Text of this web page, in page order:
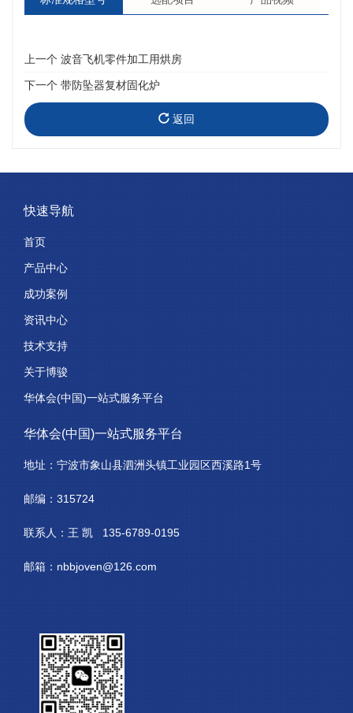
上一个 波音飞机零件加工用烘房
下一个 带防坠器复材固化炉
返回
快速导航
首页
产品中心
成功案例
资讯中心
技术支持
关于博骏
华体会(中国)一站式服务平台
华体会(中国)一站式服务平台
地址：宁波市象山县泗洲头镇工业园区西溪路1号
邮编：315724
联系人：王 凯 135-6789-0195
邮箱：nbbjoven@126.com